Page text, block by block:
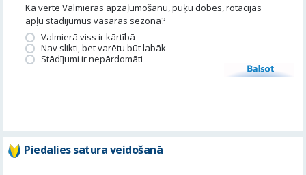
Kā vērtē Valmieras apzaļumošanu, puķu dobes, rotācijas
apļu stādījumus vasaras sezonā?
Valmierā viss ir kārtībā
Nav slikti, bet varētu būt labāk
Stādījumi ir nepārdomāti
Balsot
Piedalies satura veidošanā